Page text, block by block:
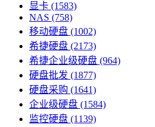
显卡 (1583)
NAS (758)
移动硬盘 (1002)
希捷硬盘 (2173)
希捷企业级硬盘 (964)
硬盘批发 (1877)
硬盘采购 (1641)
企业级硬盘 (1584)
监控硬盘 (1139)